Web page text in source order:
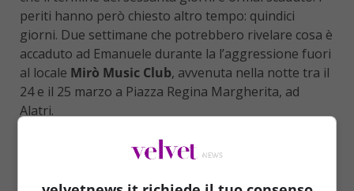
periti hanno però chiesto altro tempo: quindici
giorni. Due settimane che potrebbero rivelare cosa è
accaduto ad Emanuele durante la l’aggressione fuori
al locale Mirò Music Club, avvenuta nella notte tra il
24 e il 25 marzo a Piazza Regina Margherita, ad
Alatri.
Gli inquirenti sperano che la perizia medico legale
possa rivelare elementi utili per risolvere quello che